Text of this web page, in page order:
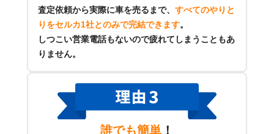
査定依頼から実際に車を売るまで、 すべてのやりと
りをセルカ1社とのみで完結できます。
しつこい営業電話もないので疲れてしまうこともあ
りません。
誰でも簡単 ！